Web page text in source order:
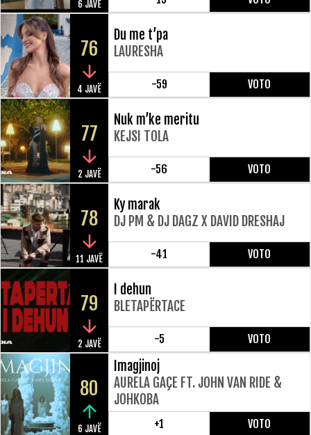
6 JAVË
76
4 JAVË
Du me t’pa
LAURESHA
-59 VOTO
77
2 JAVË
Nuk m’ke meritu
KEJSI TOLA
-56 VOTO
78
11 JAVË
Ky marak
DJ PM & DJ DAGZ X DAVID DRESHAJ
-41 VOTO
79
2 JAVË
I dehun
BLETAPËRTACE
-5 VOTO
80
6 JAVË
Imagjinoj
AURELA GAÇE FT. JOHN VAN RIDE &
JOHKOBA
+1 VOTO